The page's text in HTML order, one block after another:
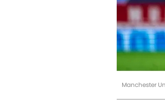
Manchester